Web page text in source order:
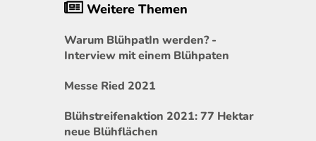
Weitere Themen
Warum BlühpatIn werden? -
Interview mit einem Blühpaten
Messe Ried 2021
Blühstreifenaktion 2021: 77 Hektar
neue Blühflächen